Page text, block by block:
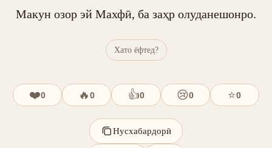
Макун озор эй Махфӣ, ба заҳр олуданешонро.
Хато ёфтед?
❤️0 🔥0 👍0 😢0 ⭐0
Нусхабардорӣ